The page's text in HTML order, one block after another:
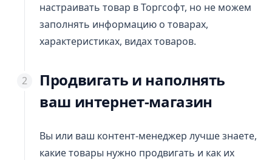
настраивать товар в Торгсофт, но не можем
заполнять информацию о товарах,
характеристиках, видах товаров.
Продвигать и наполнять
ваш интернет-магазин
Вы или ваш контент-менеджер лучше знаете,
какие товары нужно продвигать и как их